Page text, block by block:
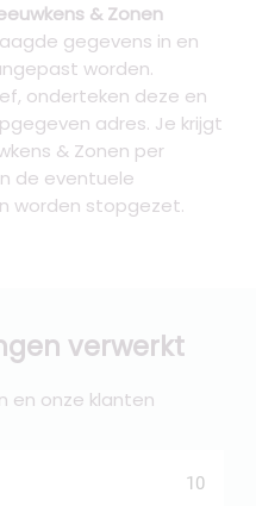
& Zonen
gegevens in en
worden.
onderteken deze en
adres. Je krijgt
& Zonen per
de eventuele
worden stopgezet.
verwerkt
en onze klanten
10